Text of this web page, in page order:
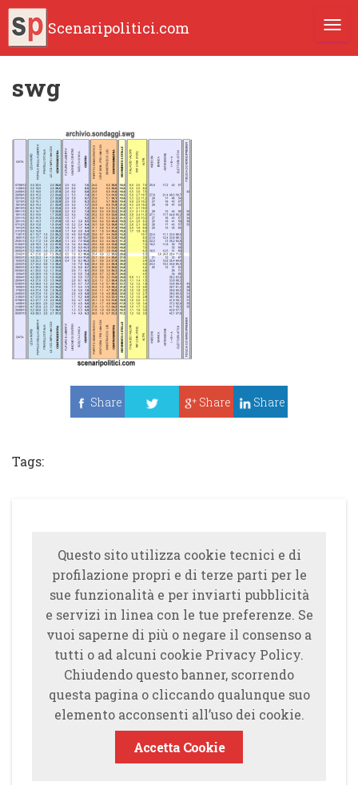
Scenaripolitici.com
swg
Share
Share Share
Tags:
Questo sito utilizza cookie tecnici e di
profilazione propri e di terze parti per le
sue funzionalità e per inviarti pubblicità
e servizi in linea con le tue preferenze. Se
vuoi saperne di più o negare il consenso a
tutti o ad alcuni cookie Privacy Policy.
Chiudendo questo banner, scorrendo
questa pagina o cliccando qualunque suo
elemento acconsenti all’uso dei cookie.
Accetta Cookie